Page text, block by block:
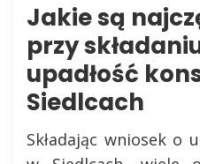
Jakie są
przy
upadłość
Siedlcach
Składając wniosek o